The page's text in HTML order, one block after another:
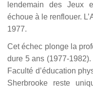
lendemain des Jeux
échoue à le renflouer.
1977.
Cet échec plonge la
dure 5 ans (1977-
Faculté d’éducation
Sherbrooke reste